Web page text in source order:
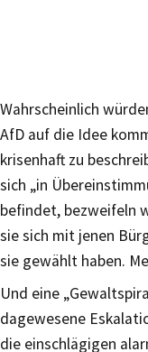
Wahrscheinlich
AfD auf die Idee
krisenhaft zu
sich „in
befindet, bezweifeln
sie sich mit jenen
sie gewählt haben.
Und eine
dagewesene
die einschlägigen